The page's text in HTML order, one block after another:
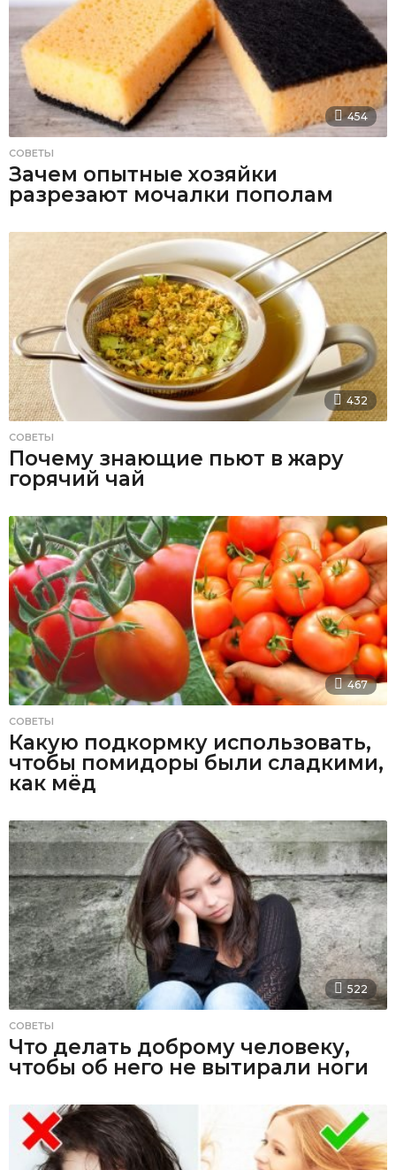
454
СОВЕТЫ
Зачем опытные хозяйки
разрезают мочалки пополам
432
СОВЕТЫ
Почему знающие пьют в жару
горячий чай
467
СОВЕТЫ
Какую подкормку использовать,
чтобы помидоры были сладкими,
как мёд
522
СОВЕТЫ
Что делать доброму человеку,
чтобы об него не вытирали ноги